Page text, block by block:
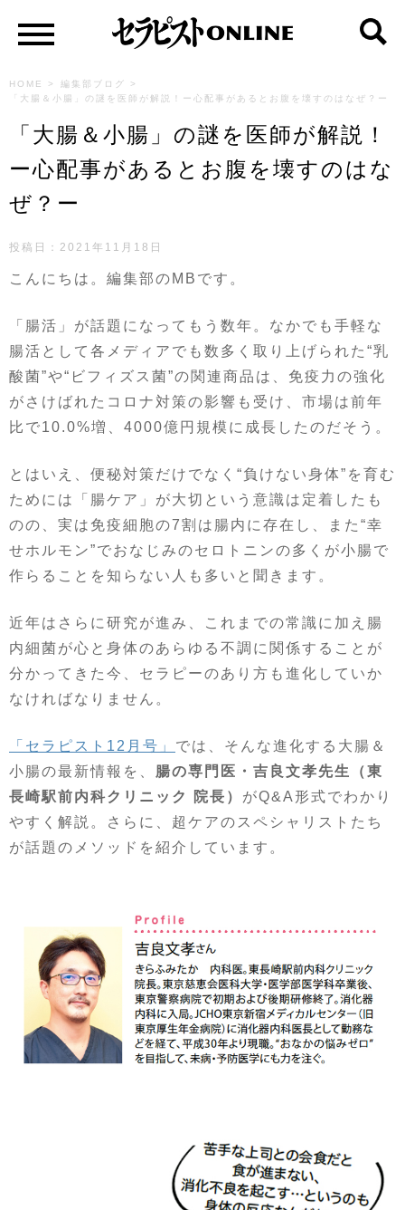
HOME > 編集部ブログ
>
「大腸＆小腸」の謎を医師が解説！ー心配事があるとお腹を壊すのはなぜ？ー
「大腸＆小腸」の謎を医師が解説！
ー心配事があるとお腹を壊すのはな
ぜ？ー
投稿日：2021年11月18日
こんにちは。編集部の MB です。
「腸活」が話題になってもう数年。なかでも手軽な
腸活として各メディアでも数多く取り上げられた“乳
酸菌”や“ビフィズス菌”の関連商品は、免疫力の強化
がさけばれたコロナ対策の影響も受け、市場は前年
比で10.0%増、4000億円規模に成長したのだそう。
とはいえ、便秘対策だけでなく“負けない身体”を育む
ためには「腸ケア」が大切という意識は定着したも
のの、実は免疫細胞の7割は腸内に存在し、また“幸
せホルモン”でおなじみのセロトニンの多くが小腸で
作らることを知らない人も多いと聞きます。
近年はさらに研究が進み、これまでの常識に加え腸
内細菌が心と身体のあらゆる不調に関係することが
分かってきた今、セラピーのあり方も進化していか
なければなりません。
「セラピスト12月号」 では、そんな進化する大腸＆
小腸の最新情報を、 腸の専門医・吉良文孝先生（東
長崎駅前内科クリニック 院長） がQ&A形式でわかり
やすく解説。さらに、超ケアのスペシャリストたち
が話題のメソッドを紹介しています。